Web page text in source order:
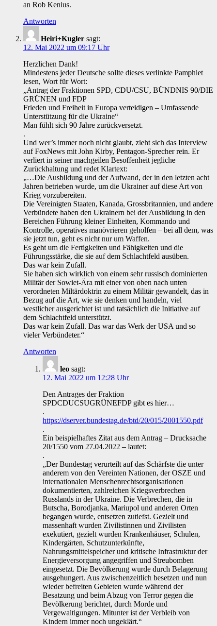
an Rob Kenius.
Antworten
Heiri+Kugler sagt:
12. Mai 2022 um 09:17 Uhr
Herzlichen Dank!
Mindestens jeder Deutsche sollte dieses verlinkte Pamphlet
lesen, Wort für Wort:
„Antrag der Fraktionen SPD, CDU/CSU, BÜNDNIS 90/DIE
GRÜNEN und FDP
Frieden und Freiheit in Europa verteidigen – Umfassende
Unterstützung für die Ukraine“
Man fühlt sich 90 Jahre zurückversetzt.
.
Und wer’s immer noch nicht glaubt, zieht sich das Interview
auf FoxNews mit John Kirby, Pentagon-Sprecher rein. Er
verliert in seiner machgeilen Besoffenheit jegliche
Zurückhaltung und redet Klartext:
„…Die Ausbildung und der Aufwand, der in den letzten acht
Jahren betrieben wurde, um die Ukrainer auf diese Art von
Krieg vorzubereiten.
Die Vereinigten Staaten, Kanada, Grossbritannien, und andere
Verbündete haben den Ukrainern bei der Ausbildung in den
Bereichen Führung kleiner Einheiten, Kommando und
Kontrolle, operatives manövrieren geholfen – bei all dem, was
sie jetzt tun, geht es nicht nur um Waffen.
Es geht um die Fertigkeiten und Fähigkeiten und die
Führungsstärke, die sie auf dem Schlachtfeld ausüben.
Das war kein Zufall.
Sie haben sich wirklich von einem sehr russisch dominierten
Militär der Sowiet-Ära mit einer von oben nach unten
verordneten Miltärdoktrin zu einem Militär gewandelt, das in
Bezug auf die Art, wie sie denken und handeln, viel
westlicher ausgerichtet ist und tatsächlich die Initiative auf
dem Schlachtfeld unterstützt.
Das war kein Zufall. Das war das Werk der USA und so
vieler Verbündeter.“
Antworten
leo sagt:
12. Mai 2022 um 12:28 Uhr
Den Antrages der Fraktion
SPDCDUCSUGRÜNEFDP gibt es hier…
.
https://dserver.bundestag.de/btd/20/015/2001550.pdf
.
Ein beispielhaftes Zitat aus dem Antrag – Drucksache
20/1550 vom 27.04.2022 – lautet:
.
„Der Bundestag verurteilt auf das Schärfste die unter
anderem von den Vereinten Nationen, der OSZE und
internationalen Menschenrechtsorganisationen
dokumentierten, zahlreichen Kriegsverbrechen
Russlands in der Ukraine. Die Verbrechen, die in
Butscha, Borodjanka, Mariupol und anderen Orten
begangen wurde, entsetzen zutiefst. Gezielt und
massenhaft wurden Zivilistinnen und Zivilisten
exekutiert, gezielt wurden Krankenhäuser, Schulen,
Kindergärten, Schutzunterkünfte,
Nahrungsmittelspeicher und kritische Infrastruktur der
Energieversorgung angegriffen und Streubomben
eingesetzt. Die Bevölkerung wurde durch Belagerung
ausgehungert. Aus zwischenzeitlich besetzen und nun
wieder befreiten Gebieten wurde während der
Besatzung und beim Abzug von Terror gegen die
Bevölkerung berichtet, durch Morde und
Vergewaltigungen. Mitunter ist der Verbleib von
Kindern immer noch ungeklärt.“